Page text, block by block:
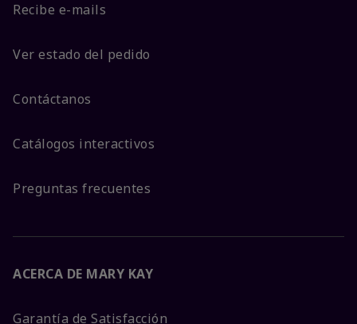
Recibe e-mails
Ver estado del pedido
Contáctanos
Catálogos interactivos
Preguntas frecuentes
ACERCA DE MARY KAY
Garantía de Satisfacción